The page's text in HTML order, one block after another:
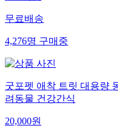
무료배송
4,276명 구매중
굿포펫 애착 트릿 대용량
려동물 건강간식
20,000원